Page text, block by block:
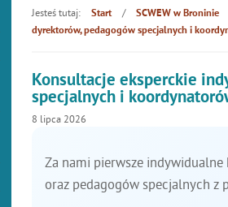
Jesteś tutaj: Start / SCWEW w Broninie
dyrektorów, pedagogów specjalnych i
Konsultacje eksperckie
specjalnych i
8 lipca 2026
Za nami pierwsze
oraz pedagogów specjalnych z